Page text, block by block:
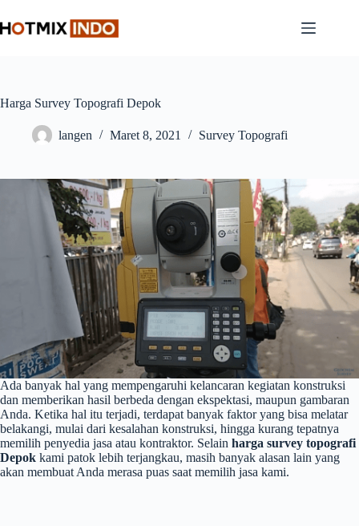
to
content
Harga Survey Topografi Depok
langen Maret 8, 2021 Survey Topografi
Ada banyak hal yang mempengaruhi kelancaran kegiatan konstruksi
dan memberikan hasil berbeda dengan ekspektasi, maupun gambaran
Anda. Ketika hal itu terjadi, terdapat banyak faktor yang bisa melatar
belakangi, mulai dari kesalahan konstruksi, hingga kurang tepatnya
memilih penyedia jasa atau kontraktor. Selain harga survey topografi
Depok kami patok lebih terjangkau, masih banyak alasan lain yang
akan membuat Anda merasa puas saat memilih jasa kami.